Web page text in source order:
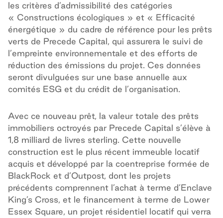
les critères d’admissibilité des catégories
« Constructions écologiques » et « Efficacité
énergétique » du cadre de référence pour les prêts
verts de Precede Capital, qui assurera le suivi de
l’empreinte environnementale et des efforts de
réduction des émissions du projet. Ces données
seront divulguées sur une base annuelle aux
comités ESG et du crédit de l’organisation.
Avec ce nouveau prêt, la valeur totale des prêts
immobiliers octroyés par Precede Capital s’élève à
1,8 milliard de livres sterling. Cette nouvelle
construction est le plus récent immeuble locatif
acquis et développé par la coentreprise formée de
BlackRock et d’Outpost, dont les projets
précédents comprennent l’achat à terme d’Enclave
King’s Cross, et le financement à terme de Lower
Essex Square, un projet résidentiel locatif qui verra